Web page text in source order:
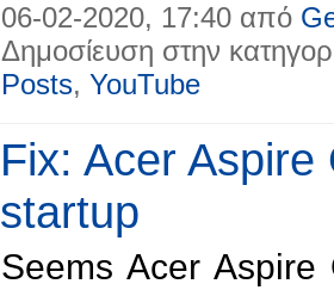
06-02-2020, 17:40 από
Δημοσίευση στην
Posts, YouTube
Fix: Acer
startup
Seems Acer